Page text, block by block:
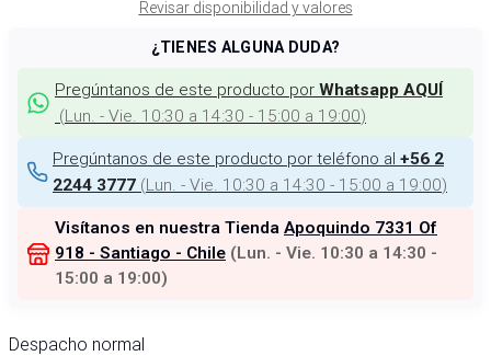
Revisar disponibilidad y valores
¿TIENES ALGUNA DUDA?
Pregúntanos de este producto por Whatsapp AQUÍ
(Lun. - Vie. 10:30 a 14:30 - 15:00 a 19:00)
Pregúntanos de este producto por teléfono al +56 2
2244 3777 (Lun. - Vie. 10:30 a 14:30 - 15:00 a 19:00)
Visítanos en nuestra Tienda Apoquindo 7331 Of
918 - Santiago - Chile (Lun. - Vie. 10:30 a 14:30 -
15:00 a 19:00)
Despacho normal